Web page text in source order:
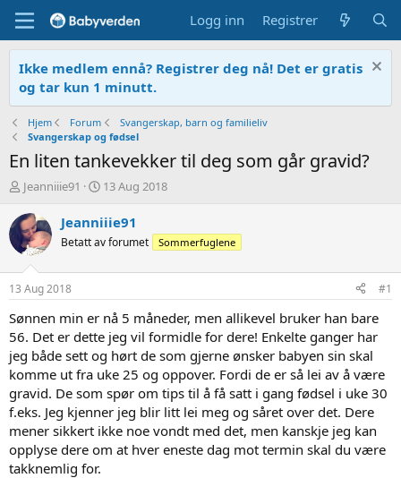
Logg inn Registrer
Ikke medlem ennå? Registrer deg nå! Det er gratis
og tar kun 1 minutt.
Hjem Forum
Svangerskap, barn og familieliv
Svangerskap og fødsel
En liten tankevekker til deg som går gravid?
T
å
d
s
t
a
r
t
e
r
Jeanniiie91
O
p
e
e
t
13 Aug 2018
Jeanniiie91
Betatt av forumet Sommerfuglene
13 Aug 2018 #1
Sønnen min er nå 5 måneder, men allikevel bruker han bare
56. Det er dette jeg vil formidle for dere! Enkelte ganger har
jeg både sett og hørt de som gjerne ønsker babyen sin skal
komme ut fra uke 25 og oppover. Fordi de er så lei av å være
gravid. De som spør om tips til å få satt i gang fødsel i uke 30
f.eks. Jeg kjenner jeg blir litt lei meg og såret over det. Dere
mener sikkert ikke noe vondt med det, men kanskje jeg kan
opplyse dere om at hver eneste dag mot termin skal du være
takknemlig for.